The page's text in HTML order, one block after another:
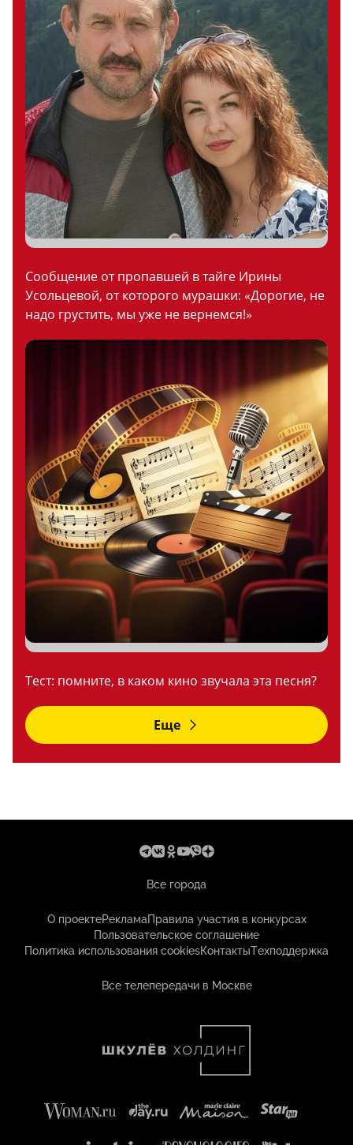
Сообщение от пропавшей в тайге Ирины
Усольцевой, от которого мурашки: «Дорогие, не
надо грустить, мы уже не вернемся!»
Тест: помните, в каком кино звучала эта песня?
Еще
Все города
О проектеРекламаПравила участия в конкурсах
Пользовательское соглашение
Политика использования cookiesКонтактыТехподдержка
Все телепередачи в Москве